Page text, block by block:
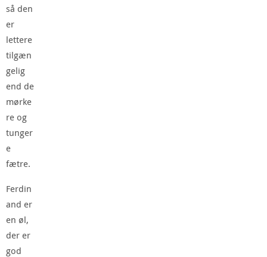
så den
er
lettere
tilgæn
gelig
end de
mørke
re og
tunger
e
fætre.
Ferdin
and er
en øl,
der er
god